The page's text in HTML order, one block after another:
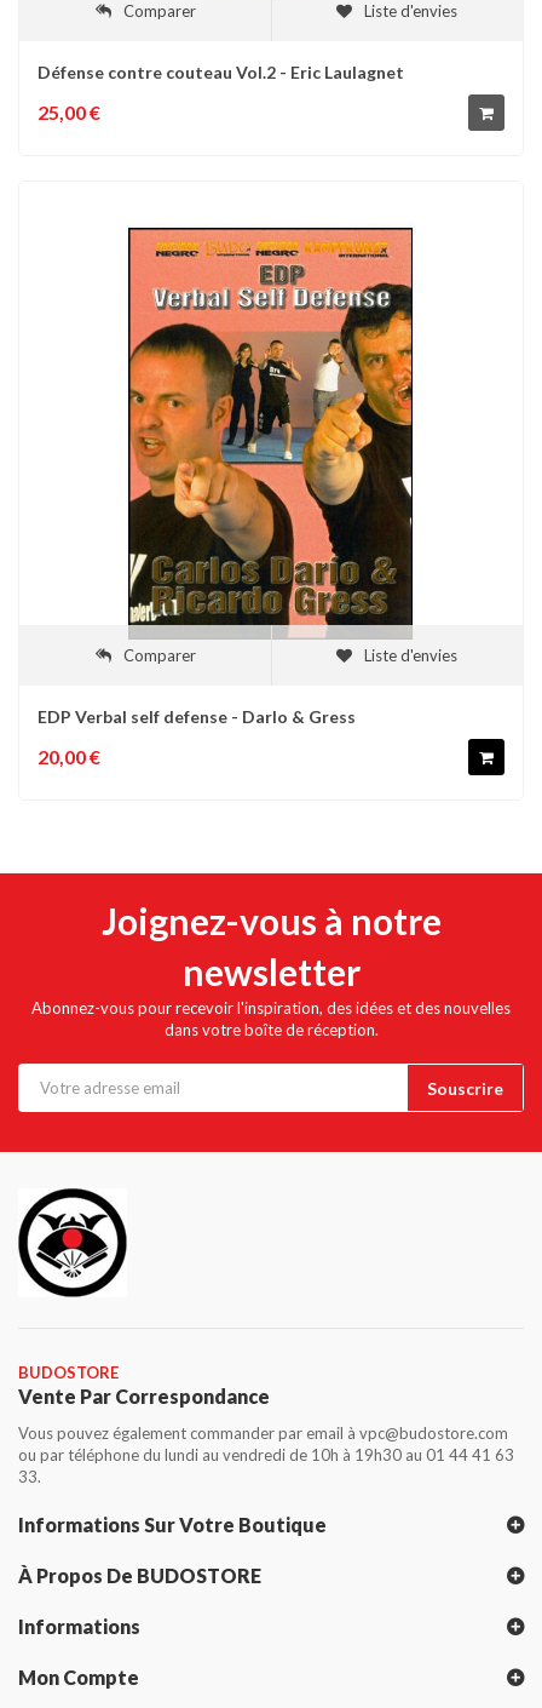
Comparer Liste d'envies
Défense contre couteau Vol.2 - Eric Laulagnet
25,00 €
Comparer Liste d'envies
EDP Verbal self defense - Darlo & Gress
20,00 €
Joignez-vous à notre
newsletter
Abonnez-vous pour recevoir l'inspiration, des idées et des nouvelles
dans votre boîte de réception.
BUDOSTORE
Vente Par Correspondance
Vous pouvez également commander par email à vpc@budostore.com
ou par téléphone du lundi au vendredi de 10h à 19h30 au 01 44 41 63
33.
Informations Sur Votre Boutique
À Propos De BUDOSTORE
Informations
Mon Compte